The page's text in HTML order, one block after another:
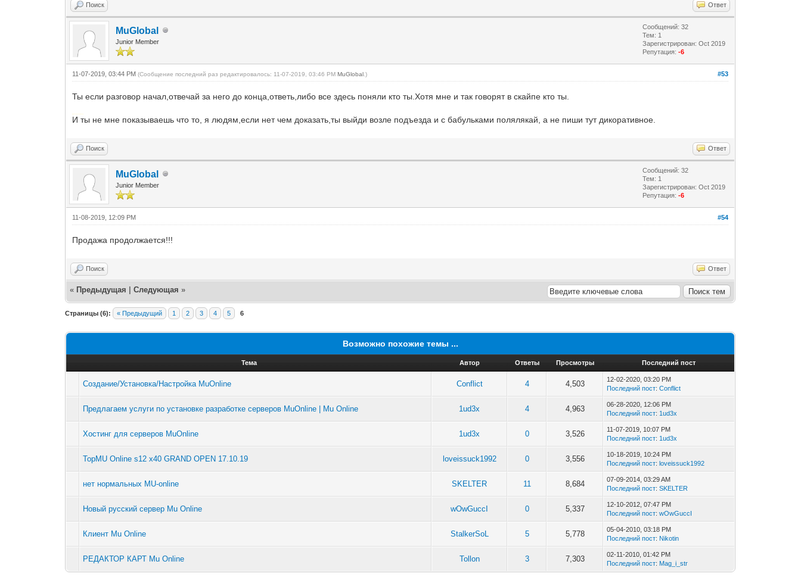
Поиск Ответ
MuGlobal
Junior Member
Сообщений: 32
Тем: 1
Зарегистрирован: Oct 2019
Репутация:-6
#53
11-07-2019, 03:44 PM(Сообщение последний раз редактировалось: 11-07-2019, 03:46 PMMuGlobal .)
Ты если разговор начал,отвечай за него до конца,ответь,либо все здесь поняли кто ты.Хотя мне и так говорят в скайпе кто ты.
И ты не мне показываешь что то, я людям,если нет чем доказать,ты выйди возле подъезда и с бабульками полялякай, а не пиши тут дикоративное.
Поиск Ответ
MuGlobal
Junior Member
Сообщений: 32
Тем: 1
Зарегистрирован: Oct 2019
Репутация:-6
#54
11-08-2019, 12:09 PM
Продажа продолжается!!!
Поиск Ответ
« Предыдущая |Следующая»
Страницы (6): « Предыдущий 1 2 3 4 5 6
Возможно похожие темы ...
Тема Автор Ответы Просмотры Последний пост
Создание/Установка/Настройка MuOnline Conflict 4 4,503
12-02-2020, 03:20 PM
Последний пост:Conflict
Предлагаем услуги по установке разработке серверов MuOnline | Mu Online 1ud3x 4 4,963
06-28-2020, 12:06 PM
Последний пост: 1ud3x
Хостинг для серверов MuOnline 1ud3x 0 3,526
11-07-2019, 10:07 PM
Последний пост: 1ud3x
TopMU Online s12 x40 GRAND OPEN 17.10.19 loveissuck1992 0 3,556
10-18-2019, 10:24 PM
Последний пост:loveissuck1992
нет нормальных MU-online SKELTER 11 8,684
07-09-2014, 03:29 AM
Последний пост:SKELTER
Новый русский сервер Mu Online wOwGuccI 0 5,337
12-10-2012, 07:47 PM
Последний пост:wOwGuccI
Клиент Mu Online StalkerSoL 5 5,778
05-04-2010, 03:18 PM
Последний пост: Nikotin
РЕДАКТОР КАРТ Mu Online Tollon 3 7,303
02-11-2010, 01:42 PM
Последний пост: Mag_i_str